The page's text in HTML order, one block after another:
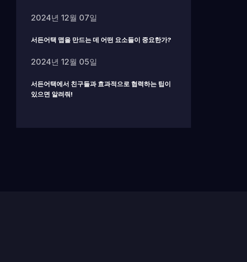
2024년 12월 07일
서든어택 맵을 만드는 데 어떤 요소들이 중요한가?
2024년 12월 05일
서든어택에서 친구들과 효과적으로 협력하는 팁이
있으면 알려줘!